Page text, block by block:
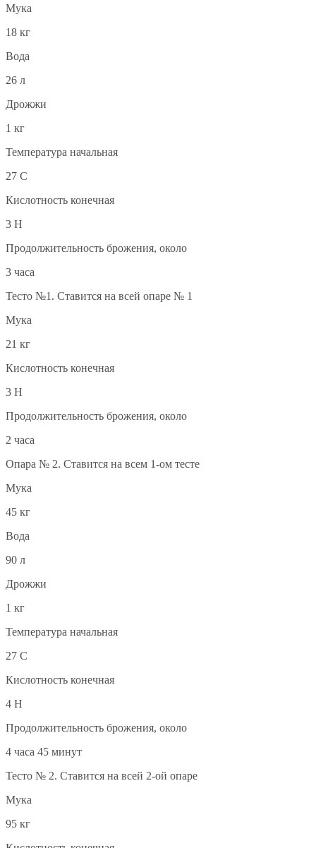
Мука
18 кг
Вода
26 л
Дрожжи
1 кг
Температура начальная
27 С
Кислотность конечная
3 Н
Продолжительность брожения, около
3 часа
Тесто №1. Ставится на всей опаре № 1
Мука
21 кг
Кислотность конечная
3 Н
Продолжительность брожения, около
2 часа
Опара № 2. Ставится на всем 1-ом тесте
Мука
45 кг
Вода
90 л
Дрожжи
1 кг
Температура начальная
27 С
Кислотность конечная
4 Н
Продолжительность брожения, около
4 часа 45 минут
Тесто № 2. Ставится на всей 2-ой опаре
Мука
95 кг